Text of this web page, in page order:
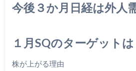
今後３か月日経は外人
１月SQのターゲットは
株が上がる理由